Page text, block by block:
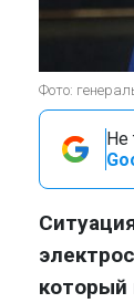
Фото:
Не